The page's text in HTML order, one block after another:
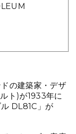
の建築家・デザ
ト)が1933年に
DL81C」が